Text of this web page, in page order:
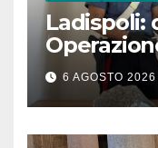
Ladispoli:
6 AGOSTO 2026